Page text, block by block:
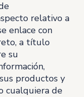
relativo a
enlace con
a título
su
productos y
cualquiera de